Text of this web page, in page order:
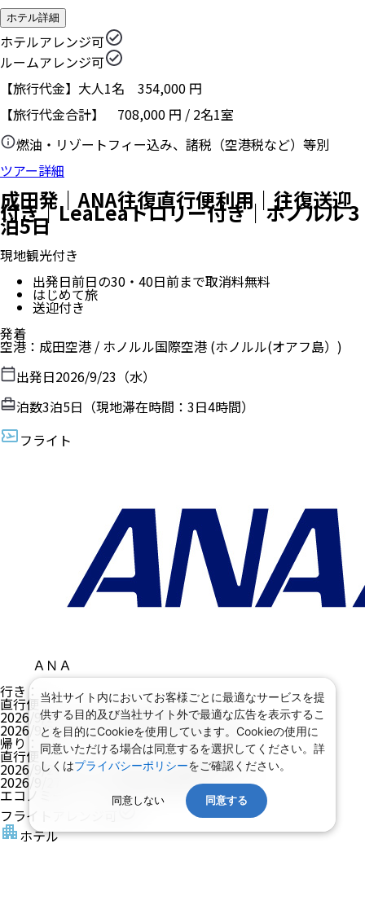
ホテル詳細
ホテルアレンジ可
ルームアレンジ可
【旅行代金】大人1名 354,000 円
【旅行代金合計】 708,000 円 / 2名1室
燃油・リゾートフィー込み、諸税（空港税など）等別
ツアー詳細
成田発｜ANA往復直行便利用｜往復送迎
付き｜LeaLeaトロリー付き｜ホノルル 3
泊5日
現地観光付き
出発日前日の30・40日前まで取消料無料
はじめて旅
送迎付き
発着
空港 ： 成田空港 / ホノルル国際空港 (ホノルル(オアフ島）)
出発日2026/9/23（水）
泊数3泊5日（現地滞在時間： 3日4時間）
フライト
ＡＮＡ
行き ：
直行便
2026/9/23（水）20:10成田空港発
2026/9/23（水）08:45ホノルル国際空港着
帰り ：
直行便
2026/9/26（土）13:00ホノルル国際空港発
2026/9/27（日） 着
エコノミー
フライトアレンジ可
ホテル
当社サイト内においてお客様ごとに最適なサービスを提
供する目的及び当社サイト外で最適な広告を表示するこ
とを目的にCookieを使用しています。Cookieの使用に
同意いただける場合は同意するを選択してください。詳
しくはプライバシーポリシーをご確認ください。
同意しない 同意する